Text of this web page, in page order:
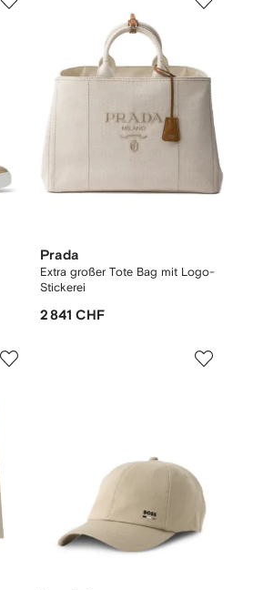
Prada
Extra großer Tote Bag mit Logo-
Stickerei
2 841 CHF